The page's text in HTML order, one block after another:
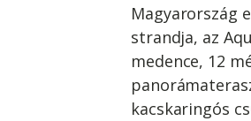
Magyarország
strandja, az
medence, 12
kacskaringós